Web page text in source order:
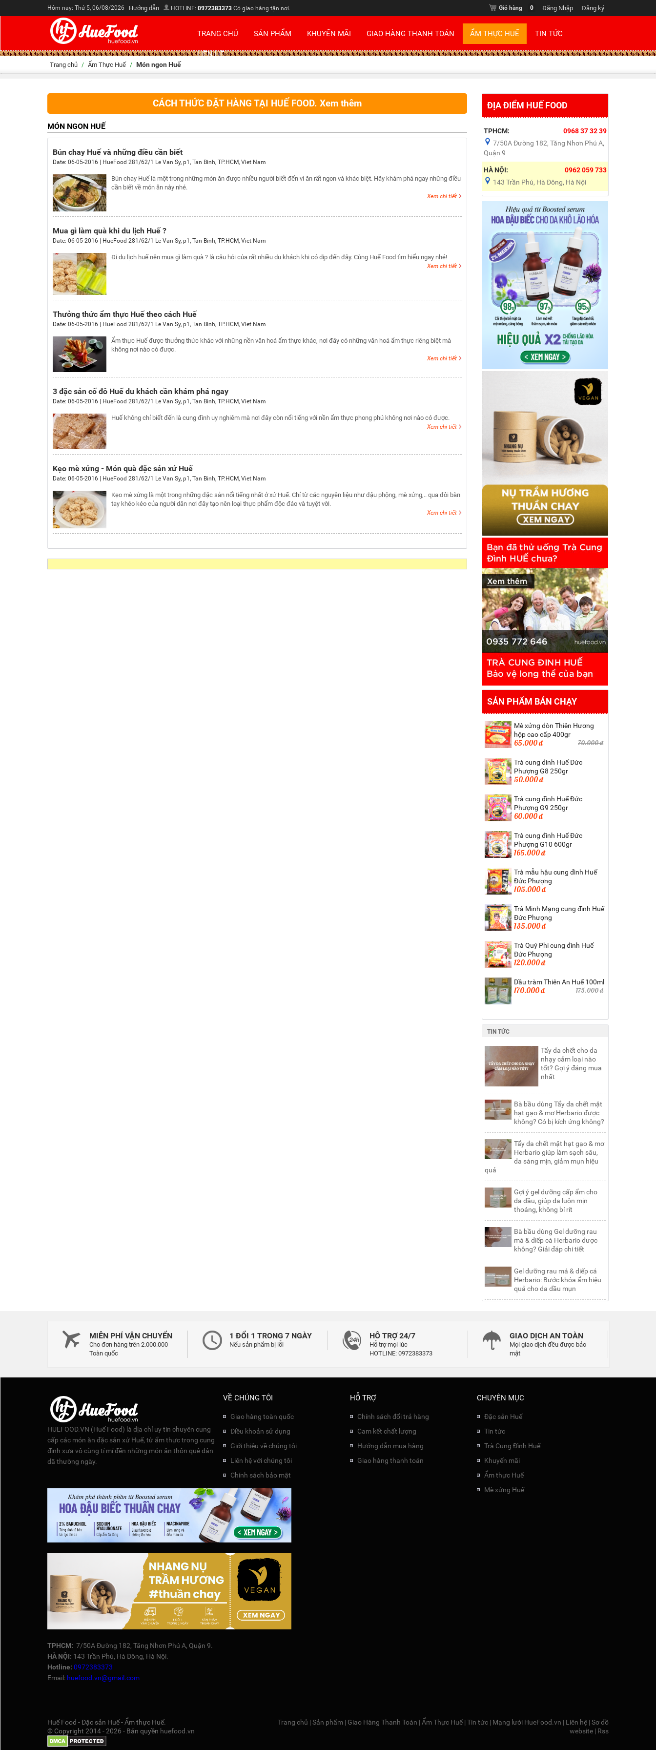
Hôm nay: Thứ 5, 06/08/2026 Hướng dẫn HOTLINE: 0972383373 Có giao hàng tận nơi. Đăng ký
Đăng Nhập
Giỏ hàng 0
TRANG CHỦ SẢN PHẨM KHUYẾN MÃI GIAO HÀNG THANH TOÁN ẨM THỰC HUẾ TIN TỨC
LIÊN HỆ
Trang chủ / Ẩm Thực Huế / Món ngon Huế
CÁCH THỨC ĐẶT HÀNG TẠI HUẾ FOOD. Xem thêm
MÓN NGON HUẾ
Bún chay Huế và những điều cần biết
Date: 06-05-2016 HueFood 281/62/1 Le Van Sy, p1, Tan Binh, TP.HCM, Viet Nam
Bún chay Huế là một trong những món ăn được nhiều người biết đến vì ăn rất ngon và khác biệt. Hãy khám phá ngay những điều
cần biết về món ăn này nhé.
Xem chi tiết
Mua gì làm quà khi du lịch Huế ?
Date: 06-05-2016 HueFood 281/62/1 Le Van Sy, p1, Tan Binh, TP.HCM, Viet Nam
Đi du lịch huế nên mua gì làm quà ? là câu hỏi của rất nhiều du khách khi có dịp đến đây. Cùng Huế Food tìm hiểu ngay nhé!
Xem chi tiết
Thưởng thức ẩm thực Huế theo cách Huế
Date: 06-05-2016 HueFood 281/62/1 Le Van Sy, p1, Tan Binh, TP.HCM, Viet Nam
Ẩm thực Huế được thưởng thức khác với những nền văn hoá ẩm thực khác, nơi đây có những văn hoá ẩm thực riêng biệt mà
không nơi nào có được.
Xem chi tiết
3 đặc sản cố đô Huế du khách cần khám phá ngay
Date: 06-05-2016 HueFood 281/62/1 Le Van Sy, p1, Tan Binh, TP.HCM, Viet Nam
Huế không chỉ biết đến là cung đình uy nghiêm mà nơi đây còn nổi tiếng với nền ẩm thực phong phú không nơi nào có được.
Xem chi tiết
Kẹo mè xửng - Món quà đặc sản xứ Huế
Date: 06-05-2016 HueFood 281/62/1 Le Van Sy, p1, Tan Binh, TP.HCM, Viet Nam
Kẹo mè xửng là một trong những đặc sản nổi tiếng nhất ở xứ Huế. Chỉ từ các nguyên liệu như đậu phộng, mè xửng,.. qua đôi bàn
tay khéo kéo của người dân nơi đây tạo nên loại thực phẩm độc đáo và tuyệt vời.
Xem chi tiết
ĐỊA ĐIỂM HUẾ FOOD
TPHCM:
0968 37 32 39
7/50A Đường 182, Tăng Nhơn Phú A,
Quận 9
HÀ NỘI:
0962 059 733
143 Trần Phú, Hà Đông, Hà Nội
SẢN PHẨM BÁN CHẠY
Mè xửng dòn Thiên Hương
hộp cao cấp 400gr
65.000 đ 70.000 đ
Trà cung đình Huế Đức
Phượng G8 250gr
50.000 đ
Trà cung đình Huế Đức
Phượng G9 250gr
60.000 đ
Trà cung đình Huế Đức
Phượng G10 600gr
165.000 đ
Trà mẫu hậu cung đình Huế
Đức Phượng
105.000 đ
Trà Minh Mạng cung đình Huế
Đức Phượng
135.000 đ
Trà Quý Phi cung đình Huế
Đức Phượng
120.000 đ
Dầu tràm Thiên An Huế 100ml
170.000 đ 175.000 đ
TIN TỨC
Tẩy da chết cho da
nhạy cảm loại nào
tốt? Gợi ý đáng mua
nhất
Bà bầu dùng Tẩy da chết mặt
hạt gạo & mơ Herbario được
không? Có bị kích ứng không?
Tẩy da chết mặt hạt gạo & mơ
Herbario giúp làm sạch sâu,
da sáng mịn, giảm mụn hiệu
quả
Gợi ý gel dưỡng cấp ẩm cho
da dầu, giúp da luôn mịn
thoáng, không bí rít
Bà bầu dùng Gel dưỡng rau
má & diếp cá Herbario được
không? Giải đáp chi tiết
Gel dưỡng rau má & diếp cá
Herbario: Bước khóa ẩm hiệu
quả cho da dầu mụn
MIỄN PHÍ VẬN CHUYỂN
Cho đơn hàng trên 2.000.000
Toàn quốc
1 ĐỔI 1 TRONG 7 NGÀY
Nếu sản phẩm bị lỗi
HỖ TRỢ 24/7
Hỗ trợ mọi lúc
HOTLINE: 0972383373
GIAO DỊCH AN TOÀN
Mọi giao dịch đều được bảo
mật
HUEFOOD.VN (Huế Food) là địa chỉ uy tín chuyên cung
cấp các món ăn đặc sản xứ Huế, từ ẩm thực trong cung
đình xưa vô cùng tỉ mỉ đến những món ăn thôn quê dân
dã thường ngày.
TPHCM: 7/50A Đường 182, Tăng Nhơn Phú A, Quận 9.
HÀ NỘI: 143 Trần Phú, Hà Đông, Hà Nội.
Hotline: 0972383373
Email: huefood.vn@gmail.com
VỀ CHÚNG TÔI
Giao hàng toàn quốc
Điều khoản sử dụng
Giới thiệu về chúng tôi
Liên hệ với chúng tôi
Chính sách bảo mật
HỖ TRỢ
Chính sách đổi trả hàng
Cam kết chất lượng
Hướng dẫn mua hàng
Giao hàng thanh toán
CHUYÊN MỤC
Đặc sản Huế
Tin tức
Trà Cung Đình Huế
Khuyến mãi
Ẩm thực Huế
Mè xửng Huế
Huế Food - Đặc sản Huế - Ẩm thực Huế.
© Copyright 2014 - 2026 - Bản quyền huefood.vn
Trang chủ | Sản phẩm | Giao Hàng Thanh Toán | Ẩm Thực Huế| Tin tức | Mạng lưới HueFood.vn | Liên hệ | Sơ đồ
website | Rss